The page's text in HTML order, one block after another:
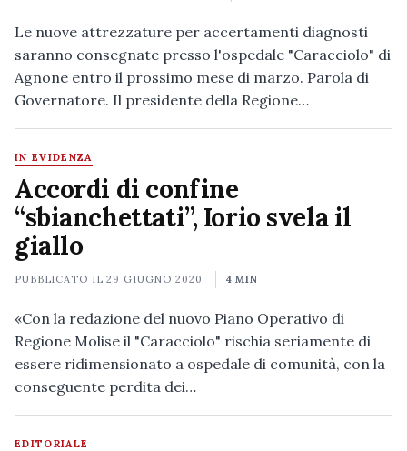
Le nuove attrezzature per accertamenti diagnosti
saranno consegnate presso l'ospedale "Caracciolo" di
Agnone entro il prossimo mese di marzo. Parola di
Governatore. Il presidente della Regione…
IN EVIDENZA
Accordi di confine
“sbianchettati”, Iorio svela il
giallo
PUBBLICATO IL29 GIUGNO 2020 4 MIN
«Con la redazione del nuovo Piano Operativo di
Regione Molise il "Caracciolo" rischia seriamente di
essere ridimensionato a ospedale di comunità, con la
conseguente perdita dei…
EDITORIALE